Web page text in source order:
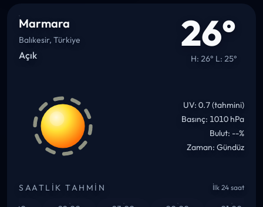
Marmara
Balıkesir, Türkiye
Açık 26°
H: 26° L: 25°
UV: 0.7 (tahmini)
Basınç: 1010 hPa
Bulut: --%
Zaman: Gündüz
SAATLIK TAHMIN İlk 24 saat